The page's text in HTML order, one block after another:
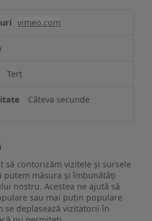
vimeo.com
Terț
Câteva secunde
să contorizăm vizitele și sursele
putem măsura și îmbunătăți
nostru. Acestea ne ajută să
sau mai puțin populare
se deplasează vizitatorii în